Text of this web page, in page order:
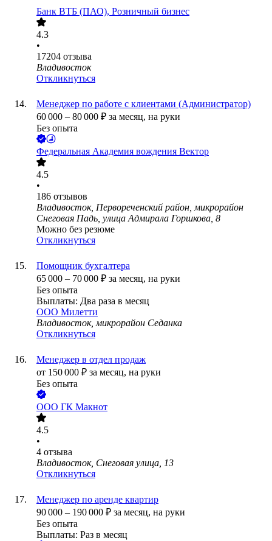
Банк ВТБ (ПАО), Розничный бизнес
4.3
•
17204 отзыва
Владивосток
Откликнуться
Менеджер по работе с клиентами (Администратор)
60 000 – 80 000 ₽ за месяц, на руки
Без опыта
Федеральная Академия вождения Вектор
4.5
•
186 отзывов
Владивосток, Первореченский район, микрорайон
Снеговая Падь, улица Адмирала Горшкова, 8
Можно без резюме
Откликнуться
Помощник бухгалтера
65 000 – 70 000 ₽ за месяц, на руки
Без опыта
Выплаты: Два раза в месяц
ООО Милетти
Владивосток, микрорайон Седанка
Откликнуться
Менеджер в отдел продаж
от 150 000 ₽ за месяц, на руки
Без опыта
ООО ГК Макнот
4.5
•
4 отзыва
Владивосток, Снеговая улица, 13
Откликнуться
Менеджер по аренде квартир
90 000 – 190 000 ₽ за месяц, на руки
Без опыта
Выплаты: Раз в месяц